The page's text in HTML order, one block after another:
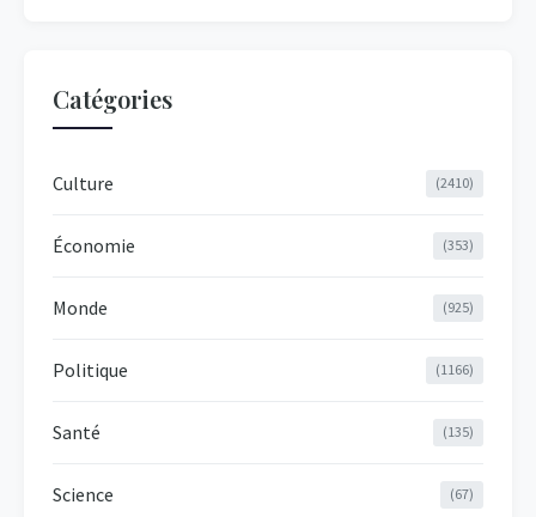
Catégories
Culture (2410)
Économie (353)
Monde (925)
Politique (1166)
Santé (135)
Science (67)